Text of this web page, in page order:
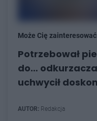
Może Cię
Potrzebował
do…
uchwycił
AUTOR: Redakcja